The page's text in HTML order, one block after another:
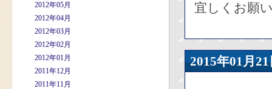
2012年05月
2012年04月
2012年03月
2012年02月
2012年01月
2011年12月
2011年11月
宜しくお願
2015年01